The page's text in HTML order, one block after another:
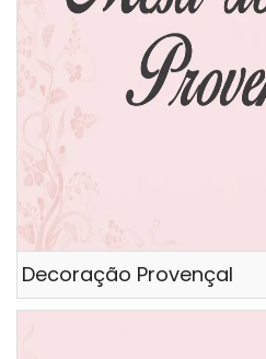
Decoração Provençal